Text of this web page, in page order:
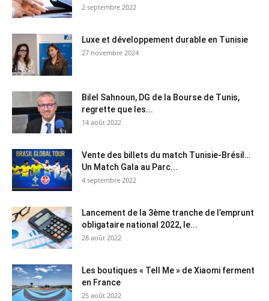
2 septembre 2022
Luxe et développement durable en Tunisie
27 novembre 2024
Bilel Sahnoun, DG de la Bourse de Tunis,
regrette que les...
14 août 2022
Vente des billets du match Tunisie-Brésil…
Un Match Gala au Parc...
4 septembre 2022
Lancement de la 3ème tranche de l’emprunt
obligataire national 2022, le...
28 août 2022
Les boutiques « Tell Me » de Xiaomi ferment
en France
25 août 2022